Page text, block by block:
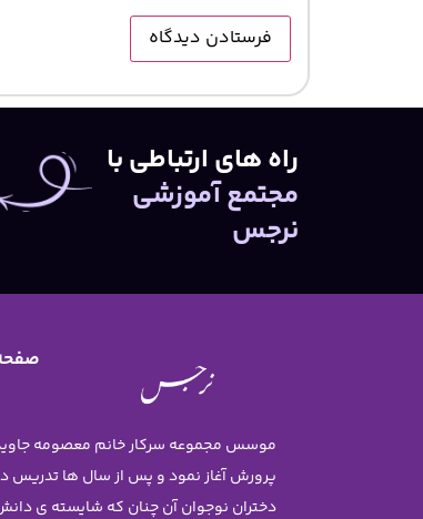
راه های ارتباطی با
مجتمع آموزشی
نرجس
پرورش آغاز نمود و پس از سال ها تدریس